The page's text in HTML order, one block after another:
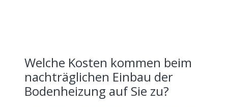
Welche Kosten kommen beim
nachträglichen Einbau der
Bodenheizung auf Sie zu?